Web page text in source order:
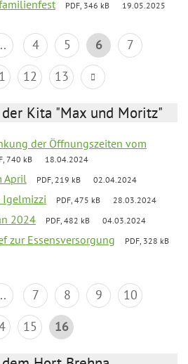
PDF, 346 kB 19.05.2025
4 5 6
7
12 13
Kita "Max und Moritz"
der Öffnungszeiten vom
740 kB 18.04.2024
April PDF, 219 kB 02.04.2024
Igelmizzi PDF, 475 kB 28.03.2024
2024 PDF, 482 kB 04.03.2024
zur Essensversorgung
PDF, 328 kB
7 8 9
10
15 16